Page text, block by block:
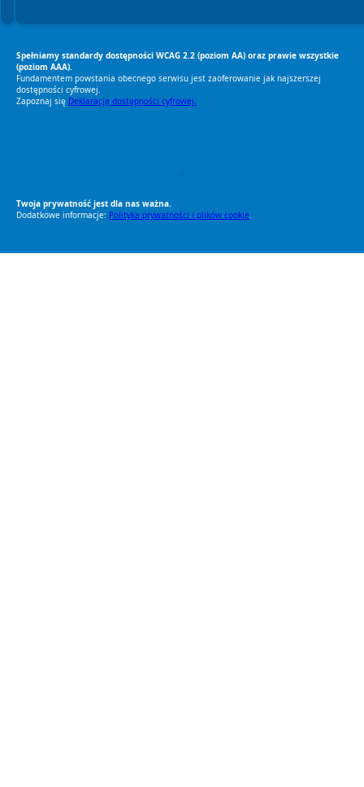
Spełniamy standardy dostępności WCAG 2.2 (poziom AA) oraz prawie wszystkie
(poziom AAA).
Fundamentem powstania obecnego serwisu jest zaoferowanie jak najszerszej
dostępności cyfrowej.
Zapoznaj się Deklaracją dostępności cyfrowej.
Twoja prywatność jest dla nas ważna.
Dodatkowe informacje: Polityka prywatności i plików cookie